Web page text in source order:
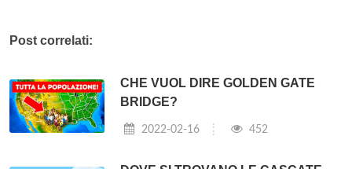
Post correlati:
CHE VUOL DIRE GOLDEN GATE
BRIDGE?
2022-02-16 452